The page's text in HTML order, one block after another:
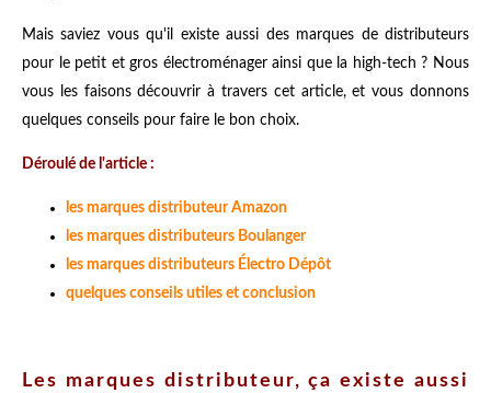
Mais saviez vous qu'il existe aussi des marques de distributeurs
pour le petit et gros électroménager ainsi que la high-tech ? Nous
vous les faisons découvrir à travers cet article, et vous donnons
quelques conseils pour faire le bon choix.
Déroulé de l'article :
les marques distributeur Amazon
les marques distributeurs Boulanger
les marques distributeurs Électro Dépôt
quelques conseils utiles et conclusion
Les marques distributeur, ça existe aussi